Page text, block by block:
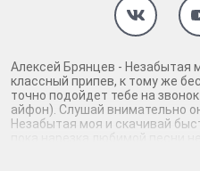
Алексей Брянцев - Незабытая
классный припев, к тому же
точно подойдет тебе на
айфон). Слушай внимательно
Незабытая моя и скачивай
пока нарезка любимой песни
каждого второго на звонке.